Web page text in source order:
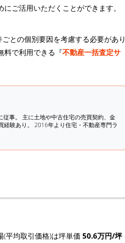
ご活用いただくことができます。
との個別要因を考慮する必要があり
料で利用できる『不動産一括査定サ
事。 主に土地や中古住宅の売買契約、金
験あり。 2016年より住宅・不動産専門ラ
平均取引価格)は坪単価 50.6万円/坪